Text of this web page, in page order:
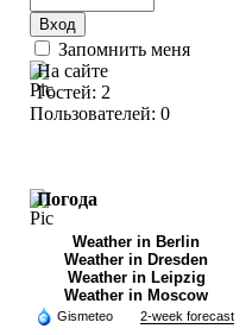
Запомнить меня
На сайте
Гостей: 2
Пользователей: 0
Погода
Weather in Berlin
Weather in Dresden
Weather in Leipzig
Weather in Moscow
Gismeteo 2-week forecast